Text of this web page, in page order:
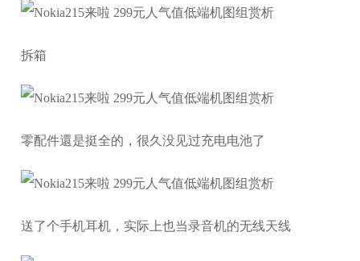
拆箱
零配件還是挺全的，很久没见过充电电池了
送了个手机耳机，实际上也当录音机的无线天线